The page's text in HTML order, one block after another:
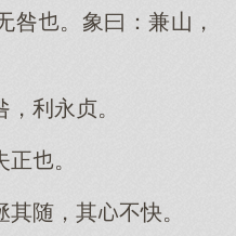
咎。象曰：兼山，
利永贞。
正。
其随，其不快。